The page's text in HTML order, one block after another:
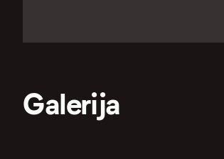
Galerija